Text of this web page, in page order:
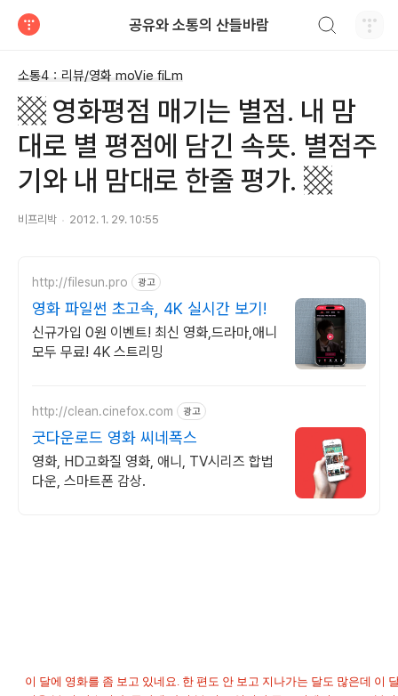
공유와 소통의 산들바람
소통4：리뷰/영화 moVie fiLm
▩ 영화평점 매기는 별점. 내 맘
대로 별 평점에 담긴 속뜻. 별점주
기와 내 맘대로 한줄 평가. ▩
비프리박 2012. 1. 29. 10:55
http://filesun.pro 광고
영화 파일썬 초고속, 4K 실시간 보기!
신규가입 0원 이벤트! 최신 영화,드라마,애니
모두 무료! 4K 스트리밍
http://clean.cinefox.com 광고
굿다운로드 영화 씨네폭스
영화, HD고화질 영화, 애니, TV시리즈 합법
다운, 스마트폰 감상.
이 달에 영화를 좀 보고 있네요. 한 편도 안 보고 지나가는 달도 많은데 이